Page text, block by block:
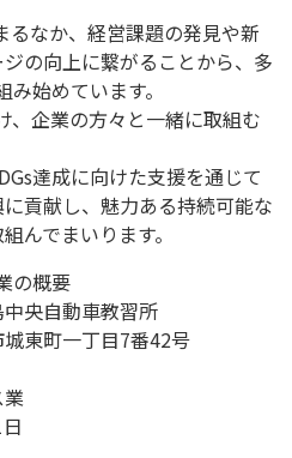
るなか、経営課題の発見や新
の向上に繋がることから、多
始めています。
、企業の方々と一緒に取組む
達成に向けた支援を通じて
貢献し、魅力ある持続可能な
んでまいります。
の概要
央自動車教習所
東町一丁目7番42号